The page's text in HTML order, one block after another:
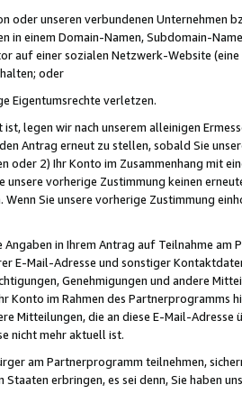
oder unseren verbundenen Unternehmen
in einem Domain-Namen, Subdomain-
auf einer sozialen Netzwerk-Website
oder
Eigentumsrechte verletzen.
legen wir nach unserem alleinigen
Antrag erneut zu stellen, sobald Sie
oder 2) Ihr Konto im Zusammenhang mit
unsere vorherige Zustimmung keinen
Wenn Sie unsere vorherige Zustimmung
Angaben in Ihrem Antrag auf Teilnahme
E-Mail-Adresse und sonstiger
Genehmigungen und andere
Konto im Rahmen des Partnerprogramms
Mitteilungen, die an diese E-Mail-
nicht mehr aktuell ist.
am Partnerprogramm teilnehmen,
erbringen, es sei denn, Sie haben